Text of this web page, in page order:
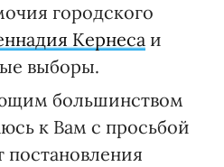
городского
Кернеса и
выборы.
большинством
к Вам с просьбой
постановления